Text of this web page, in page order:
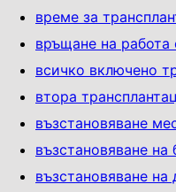
време за
връщане на работа
всичко включено
втора
възстановяване
възстановяване на
възстановяване на